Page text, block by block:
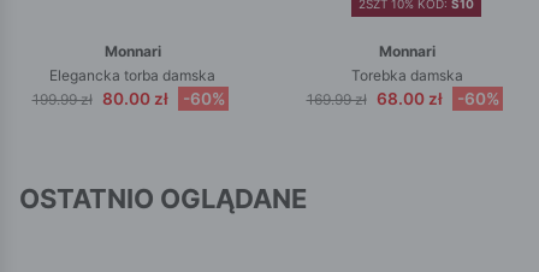
Monnari
Elegancka torba damska
199.99 zł 80.00 zł -60%
2SZT 10% KOD: S10
Monnari
Torebka damska
169.99 zł 68.00 zł -60%
OSTATNIO OGLĄDANE